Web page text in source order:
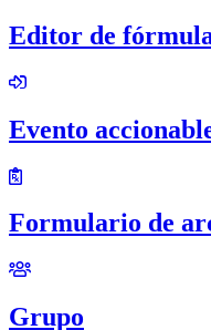
Editor de
Evento
Formulario de
Grupo